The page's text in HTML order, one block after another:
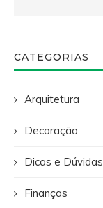
CATEGORIAS
Arquitetura
Decoração
Dicas e Dúvidas
Finanças